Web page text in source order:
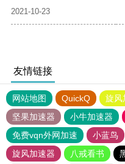
2021-10-23
友情链接
网站地图 QuickQ 旋风
坚果加速器
小牛加速器
免费vqn外网加速
小蓝鸟
旋风加速器
八戒看书